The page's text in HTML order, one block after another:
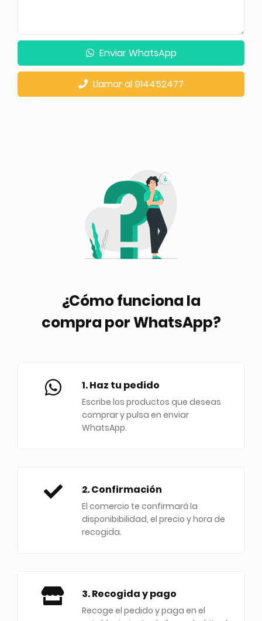
Enviar WhatsApp
Llamar al 914452477
¿Cómo funciona la
compra por WhatsApp?
1. Haz tu pedido
Escribe los productos que deseas
comprar y pulsa en enviar
WhatsApp.
2. Confirmación
El comercio te confirmará la
disponibibilidad, el precio y hora de
recogida.
3. Recogida y pago
Recoge el pedido y paga en el